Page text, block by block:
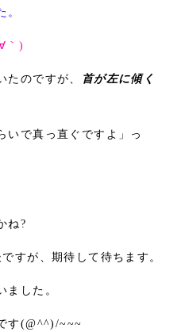
。
｀)
たのですが、
首が左に傾く
いで真っ直ぐですよ」っ
ね?
すが、期待して待ちます。
ました。
す(@^^)/~~~